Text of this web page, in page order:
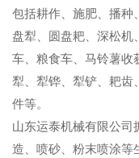
包括耕作、施肥、播种
盘犁、圆盘耙、深松机
车、粮食车、马铃薯收
犁、犁铧、犁铲、耙齿
件等。
山东运泰机械有限公
造、喷砂、粉末喷涂等